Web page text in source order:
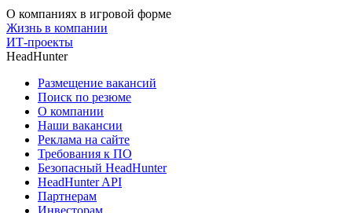
О компаниях в игровой форме
Жизнь в компании
ИТ-проекты
HeadHunter
Размещение вакансий
Поиск по резюме
О компании
Наши вакансии
Реклама на сайте
Требования к ПО
Безопасный HeadHunter
HeadHunter API
Партнерам
Инвесторам